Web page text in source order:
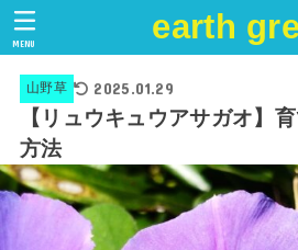
earth
MENU
山野草 2025.01.29
【リュウキュウアサガオ】
方法